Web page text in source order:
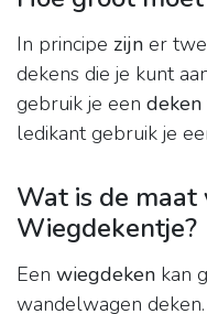
In principe zijn er
dekens die je kunt
gebruik je een deken
ledikant gebruik je
Wat is de maat
Wiegdekentje?
Een wiegdeken kan
wandelwagen